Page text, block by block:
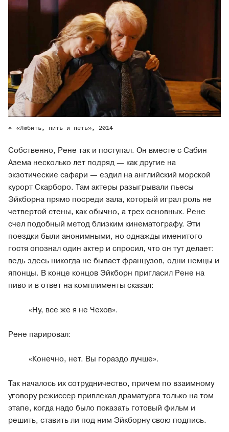
«Любить, пить и петь», 2014
Собственно, Рене так и поступал. Он вместе с Сабин
Азема несколько лет подряд — как другие на
экзотические сафари — ездил на английский морской
курорт Скарборо. Там актеры разыгрывали пьесы
Эйкборна прямо посреди зала, который играл роль не
четвертой стены, как обычно, а трех основных. Рене
счел подобный метод близким кинематографу. Эти
поездки были анонимными, но однажды именитого
гостя опознал один актер и спросил, что он тут делает:
ведь здесь никогда не бывает французов, одни немцы и
японцы. В конце концов Эйкборн пригласил Рене на
пиво и в ответ на комплименты сказал:
«Ну, все же я не Чехов».
Рене парировал:
«Конечно, нет. Вы гораздо лучше».
Так началось их сотрудничество, причем по взаимному
уговору режиссер привлекал драматурга только на том
этапе, когда надо было показать готовый фильм и
решить, ставить ли под ним Эйкборну свою подпись.